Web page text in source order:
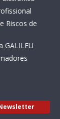
Riscos de
GALILEU